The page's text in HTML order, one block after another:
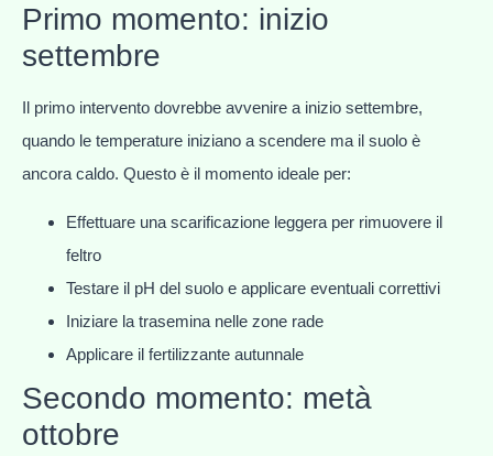
Primo momento: inizio
settembre
Il primo intervento dovrebbe avvenire a inizio settembre,
quando le temperature iniziano a scendere ma il suolo è
ancora caldo. Questo è il momento ideale per:
Effettuare una scarificazione leggera per rimuovere il
feltro
Testare il pH del suolo e applicare eventuali correttivi
Iniziare la trasemina nelle zone rade
Applicare il fertilizzante autunnale
Secondo momento: metà
ottobre